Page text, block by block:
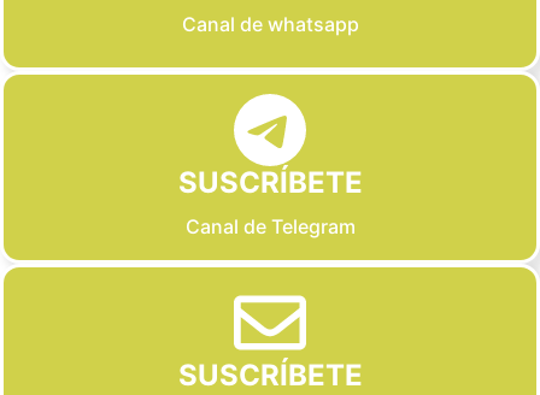
Canal de whatsapp
SUSCRÍBETE
Canal de Telegram
SUSCRÍBETE